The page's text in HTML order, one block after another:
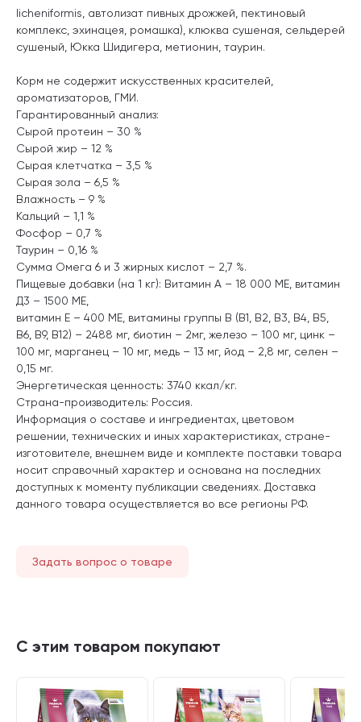
licheniformis, автолизат пивных дрожжей, пектиновый
комплекс, эхинацея, ромашка), клюква сушеная, сельдерей
сушеный, Юкка Шидигера, метионин, таурин.
Корм не содержит искусственных красителей,
ароматизаторов, ГМИ.
Гарантированный анализ:
Сырой протеин – 30 %
Сырой жир – 12 %
Сырая клетчатка – 3,5 %
Сырая зола – 6,5 %
Влажность – 9 %
Кальций – 1,1 %
Фосфор – 0,7 %
Таурин – 0,16 %
Сумма Омега 6 и 3 жирных кислот – 2,7 %.
Пищевые добавки (на 1 кг): Витамин А – 18 000 МЕ, витамин
Д3 – 1500 МЕ,
витамин Е – 400 МЕ, витамины группы В (В1, В2, В3, В4, В5,
В6, В9, В12) – 2488 мг, биотин – 2мг, железо – 100 мг, цинк –
100 мг, марганец – 10 мг, медь – 13 мг, йод – 2,8 мг, селен –
0,15 мг.
Энергетическая ценность: 3740 ккал/кг.
Страна-производитель: Россия.
Информация о составе и ингредиентах, цветовом
решении, технических и иных характеристиках, стране-
изготовителе, внешнем виде и комплекте поставки товара
носит справочный характер и основана на последних
доступных к моменту публикации сведениях. Доставка
данного товара осуществляется во все регионы РФ.
Задать вопрос о товаре
С этим товаром покупают